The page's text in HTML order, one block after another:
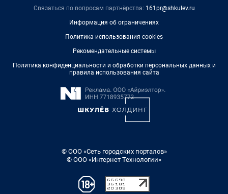
Связаться по вопросам партнёрства: 161pr@shkulev.ru
Информация об ограничениях
Политика использования cookies
Рекомендательные системы
Политика конфиденциальности и обработки персональных данных и
правила использования сайта
© ООО «Сеть городских порталов»
© ООО «Интернет Технологии»